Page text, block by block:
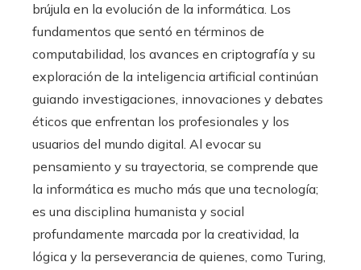
brújula en la evolución de la informática. Los
fundamentos que sentó en términos de
computabilidad, los avances en criptografía y su
exploración de la inteligencia artificial continúan
guiando investigaciones, innovaciones y debates
éticos que enfrentan los profesionales y los
usuarios del mundo digital. Al evocar su
pensamiento y su trayectoria, se comprende que
la informática es mucho más que una tecnología;
es una disciplina humanista y social
profundamente marcada por la creatividad, la
lógica y la perseverancia de quienes, como Turing,